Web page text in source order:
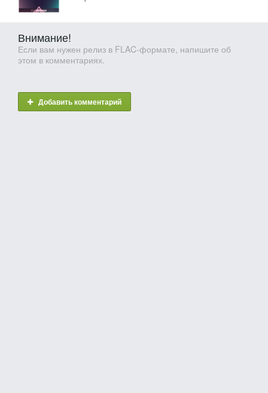
Внимание!
Если вам нужен релиз в FLAC-формате, напишите об
этом в комментариях.
Добавить комментарий